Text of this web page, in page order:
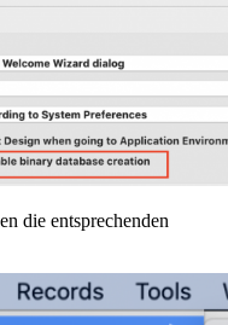
die entsprechenden